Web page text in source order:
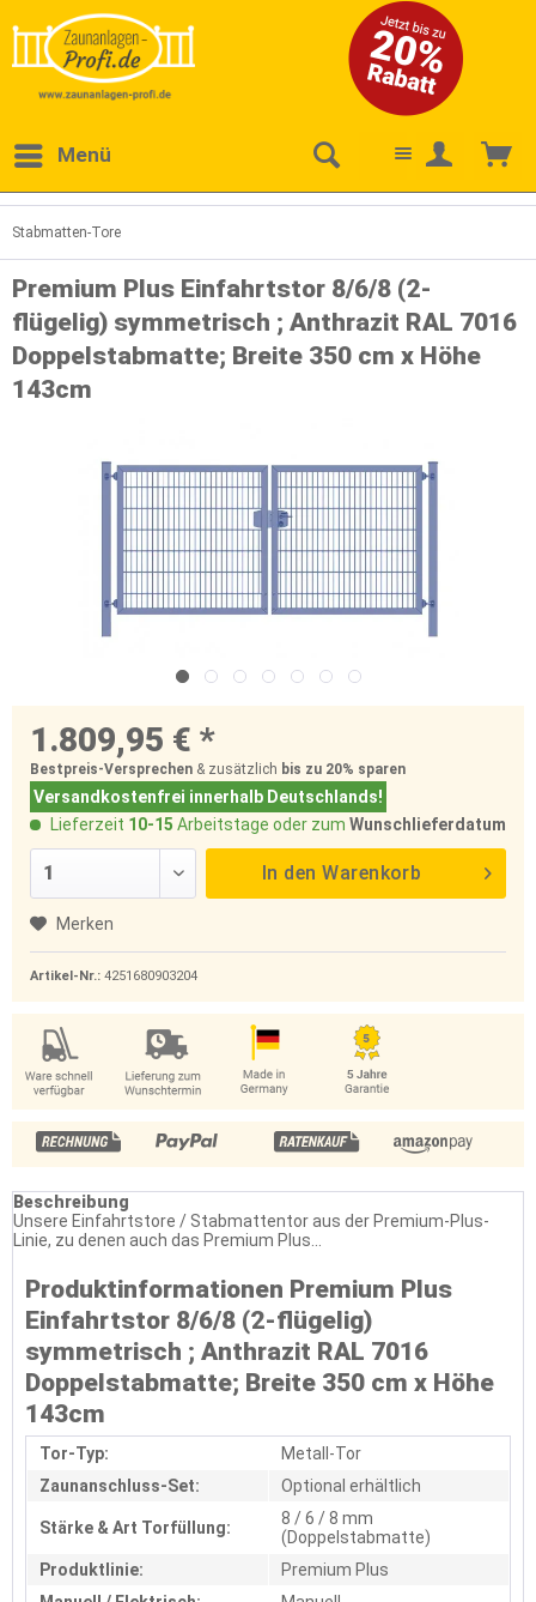
Menü
Stabmatten-Tore
Premium Plus Einfahrtstor 8/6/8 (2-
flügelig) symmetrisch ; Anthrazit RAL 7016
Doppelstabmatte; Breite 350 cm x Höhe
143cm
1.809,95 € *
Bestpreis-Versprechen & zusätzlich bis zu 20% sparen
Versandkostenfrei innerhalb Deutschlands!
Lieferzeit 10-15 Arbeitstage oder zum Wunschlieferdatum
In den Warenkorb
Merken
Artikel-Nr.: 4251680903204
Beschreibung
Unsere Einfahrtstore / Stabmattentor aus der Premium-Plus-
Linie, zu denen auch das Premium Plus...
Produktinformationen Premium Plus
Einfahrtstor 8/6/8 (2-flügelig)
symmetrisch ; Anthrazit RAL 7016
Doppelstabmatte; Breite 350 cm x Höhe
143cm
Tor-Typ:
Metall-Tor
Zaunanschluss-Set:
Optional erhältlich
Stärke & Art Torfüllung:
8 / 6 / 8 mm
(Doppelstabmatte)
Produktlinie:
Premium Plus